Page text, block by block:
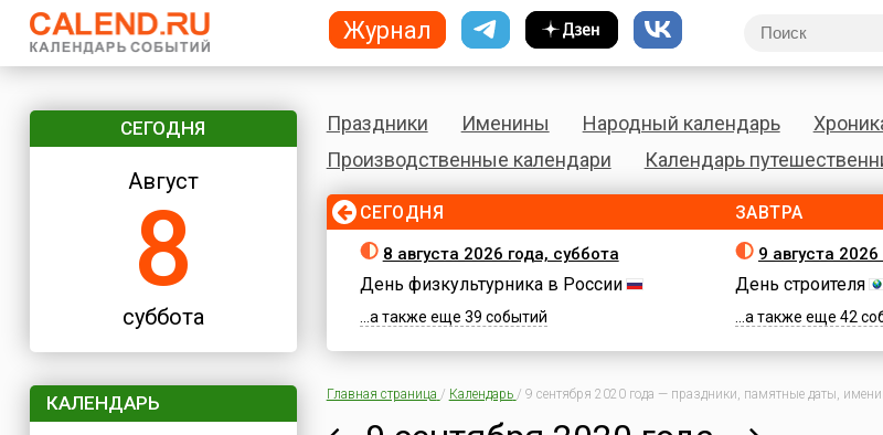
СЕГОДНЯ
Август
8
суббота
КАЛЕНДАРЬ
Праздники Именины Народный календарь
Производственные календари
Календарь
СЕГОДНЯ
8 августа 2026 года, суббота
День физкультурника в России
...а также еще 39 событий
ЗАВТРА
9 августа
День строителя
...а также еще 42
Главная страница / Календарь / 9 сентября 2020 года — праздники, памятные даты,
Журнал